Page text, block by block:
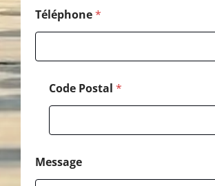
Téléphone*
Code Postal *
Message